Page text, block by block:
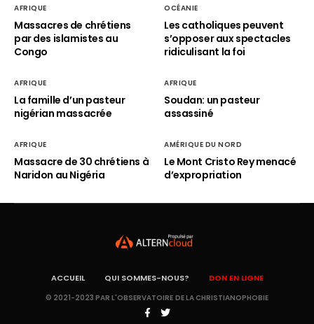
AFRIQUE
Massacres de chrétiens
par des islamistes au
Congo
OCÉANIE
Les catholiques peuvent
s’opposer aux spectacles
ridiculisant la foi
AFRIQUE
La famille d’un pasteur
nigérian massacrée
AFRIQUE
Soudan: un pasteur
assassiné
AFRIQUE
Massacre de 30 chrétiens à
Naridon au Nigéria
AMÉRIQUE DU NORD
Le Mont Cristo Rey menacé
d’expropriation
ACCUEIL QUI SOMMES-NOUS? DON EN LIGNE
© 2021-2023 PAR L'OBSERVATOIRE DE LA CHRISTIANOPHOBIE